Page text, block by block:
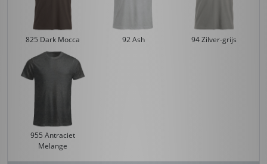
825 Dark Mocca 92 Ash 94 Zilver-grijs
955 Antraciet
Melange